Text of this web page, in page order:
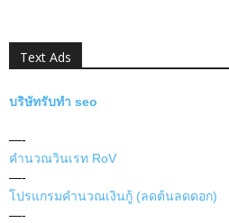
Text Ads
บริษัทรับทำ seo
—-
คำนวณวินเรท RoV
—-
โปรแกรมคำนวณเงินกู้ (ลดต้นลดดอก)
—-